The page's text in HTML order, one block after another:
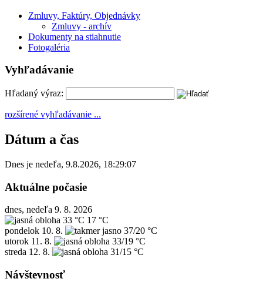
Zmluvy, Faktúry, Objednávky
Zmluvy - archív
Dokumenty na stiahnutie
Fotogaléria
Vyhľadávanie
Hľadaný výraz:
rozšírené vyhľadávanie ...
Dátum a čas
Dnes je nedeľa, 9.8.2026, 18:29:07
Aktuálne počasie
dnes, nedeľa 9. 8. 2026
33 °C 17 °C
pondelok 10. 8.
37/20 °C
utorok 11. 8.
33/19 °C
streda 12. 8. 31/15 °C
Návštevnosť